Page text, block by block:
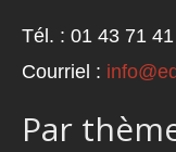
Tél. : 01 43 71
Courriel :
Par